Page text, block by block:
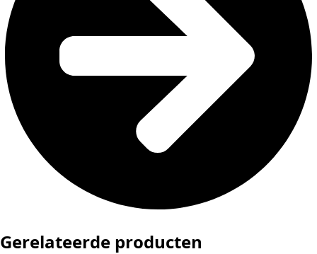
Gerelateerde producten